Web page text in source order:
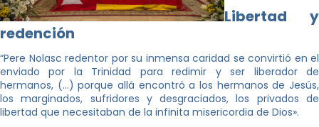
Libertad y
redención
“Pere Nolasc redentor por su inmensa caridad se convirtió en el
enviado por la Trinidad para redimir y ser liberador de
hermanos, (…) porque allá encontró a los hermanos de Jesús,
los marginados, sufridores y desgraciados, los privados de
libertad que necesitaban de la infinita misericordia de Dios».